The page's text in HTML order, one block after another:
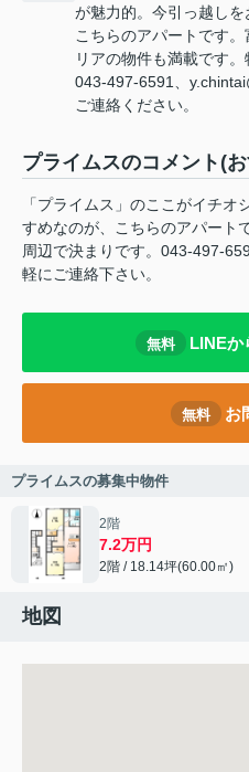
が魅力的。今引っ越しを
こちらのアパートです
リアの物件も満載です
043-497-6591、
ご連絡ください。
プライムスのコメント(
「プライムス」のここがイチ
すめなのが、こちらのアパート
周辺で決まりです。043-497-
軽にご連絡下さい。
無料 LINEか
無料 お
プライムスの募集中物件
2階
7.2万円
2階 / 18.14坪(60.00㎡)
地図